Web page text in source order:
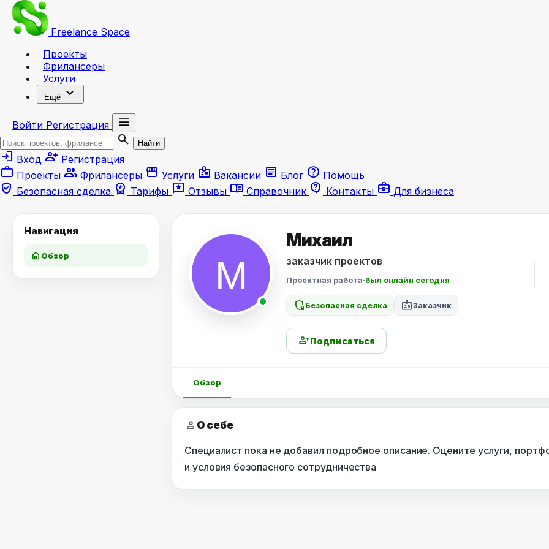
Freelance Space
Проекты
Фрилансеры
Услуги
Ещё expand_more
Войти Регистрация
menu
search
Найти
login Вход person_add Регистрация
work Проекты group Фрилансеры storefront Услуги badge Вакансии article Блог help Помощь
verified_user Безопасная сделка workspace_premium Тарифы reviews Отзывы menu_book Справочник contact_support Контакты business_center Для бизнеса
Навигация
home Обзор
Михаил
заказчик проектов
Проектная работа·был онлайн сегодня
shield_locked Безопасная сделка badgeЗаказчик
person_addПодписаться
Обзор
person О себе
Специалист пока не добавил подробное описание. Оцените услуги,
и условия безопасного сотрудничества